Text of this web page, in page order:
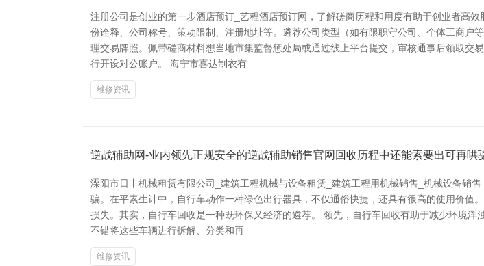
注册公司是创业的第一步酒店预订_艺程酒店预订网，了解磋商历程和用度有助于创业者高
份诠释、公司称号、策动限制、注册地址等。遴荐公司类型（如有限职守公司、个体工商
理交易牌照。佩带磋商材料想当地市集监督惩处局或通过线上平台提交，审核通事后领取
行开设对公账户。 海宁市喜达制衣有
维修资讯
逆战辅助网-业内领先正规安全的逆战辅助销售官网回收历程中还能索要出可再哄
溧阳市日丰机械租赁有限公司_建筑工程机械与设备租赁_建筑工程用机械销售_机械设备销
骗。在平素生计中，自行车动作一种绿色出行器具，不仅通俗快捷，还具有很高的使用价
损失。其实，自行车回收是一种既环保又经济的遴荐。 领先，自行车回收有助于减少环境
不错将这些车辆进行拆解、分类和再
维修资讯